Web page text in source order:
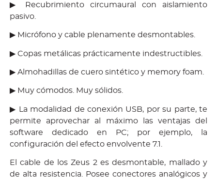
▶ Recubrimiento circumaural con aislamiento
pasivo.
▶ Micrófono y cable plenamente desmontables.
▶ Copas metálicas prácticamente indestructibles.
▶ Almohadillas de cuero sintético y memory foam.
▶ Muy cómodos. Muy sólidos.
▶ La modalidad de conexión USB, por su parte, te
permite aprovechar al máximo las ventajas del
software dedicado en PC; por ejemplo, la
configuración del efecto envolvente 7.1.
El cable de los Zeus 2 es desmontable, mallado y
de alta resistencia. Posee conectores analógicos y